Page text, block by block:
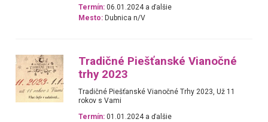
Termín: 06.01.2024 a ďalšie
Mesto: Dubnica n/V
Tradičné Piešťanské Vianočné
trhy 2023
Tradičné Piešťanské Vianočné Trhy 2023, Už 11
rokov s Vami
Termín: 01.01.2024 a ďalšie